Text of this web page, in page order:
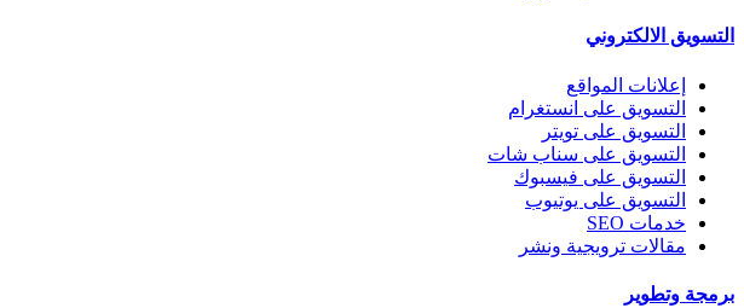
التسويق الالكتروني
إعلانات المواقع
التسويق على انستغرام
التسويق على تويتر
التسويق على سناب شات
التسويق على فيسبوك
التسويق على يوتيوب
خدمات SEO
مقالات ترويجية ونشر
برمجة وتطوير